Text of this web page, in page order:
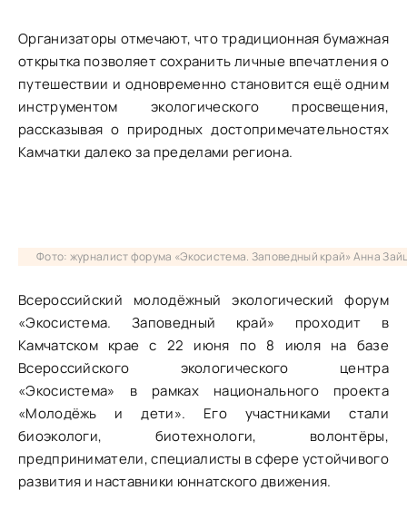
Организаторы отмечают, что традиционная бумажная
открытка позволяет сохранить личные впечатления о
путешествии и одновременно становится ещё одним
инструментом экологического просвещения,
рассказывая о природных достопримечательностях
Камчатки далеко за пределами региона.
Фото: журналист форума «Экосистема. Заповедный край» Анна
Всероссийский молодёжный экологический форум
«Экосистема. Заповедный край» проходит в
Камчатском крае с 22 июня по 8 июля на базе
Всероссийского экологического центра
«Экосистема» в рамках национального проекта
«Молодёжь и дети». Его участниками стали
биоэкологи, биотехнологи, волонтёры,
предприниматели, специалисты в сфере устойчивого
развития и наставники юннатского движения.